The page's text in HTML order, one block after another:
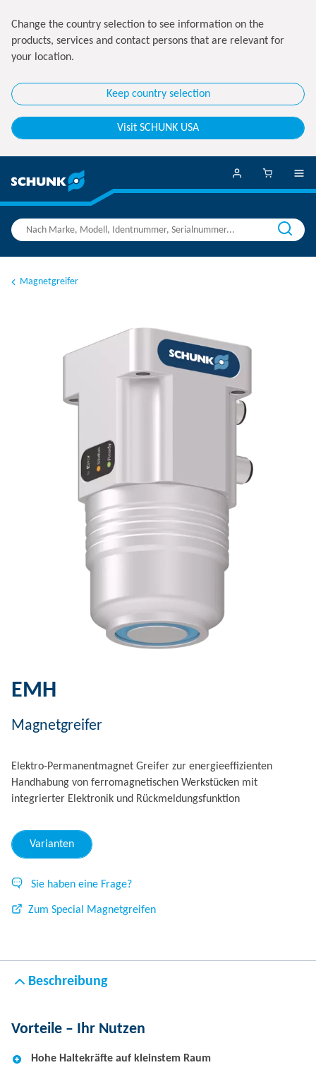
Change the country selection to see information on the
products, services and contact persons that are relevant for
your location.
Keep country selection
Visit SCHUNK USA
Magnetgreifer
EMH
Magnetgreifer
Elektro-Permanentmagnet Greifer zur energieeffizienten
Handhabung von ferromagnetischen Werkstücken mit
integrierter Elektronik und Rückmeldungsfunktion
Varianten
Sie haben eine Frage?
Zum Special Magnetgreifen
Beschreibung
Vorteile – Ihr Nutzen
Hohe Haltekräfte auf kleinstem Raum